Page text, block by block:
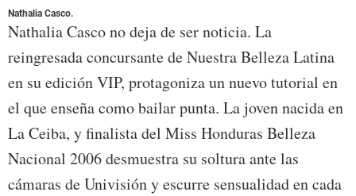
Nathalia Casco.
Nathalia Casco no deja de ser noticia. La
reingresada concursante de Nuestra Belleza Latina
en su edición VIP, protagoniza un nuevo tutorial en
el que enseña como bailar punta. La joven nacida en
La Ceiba, y finalista del Miss Honduras Belleza
Nacional 2006 desmuestra su soltura ante las
cámaras de Univisión y escurre sensualidad en cada